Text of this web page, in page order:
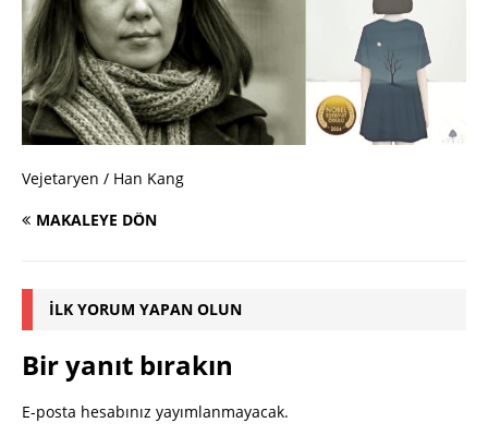
Vejetaryen / Han Kang
MAKALEYE DÖN
İLK YORUM YAPAN OLUN
Bir yanıt bırakın
E-posta hesabınız yayımlanmayacak.